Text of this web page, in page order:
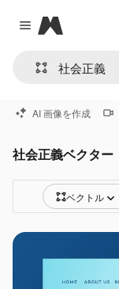
Close menu
Magnific
AI 画像を作成
社会正義ベクター
ベクトル